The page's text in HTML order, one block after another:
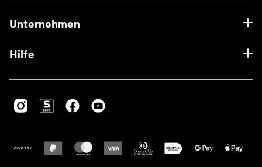
Unternehmen
Hilfe